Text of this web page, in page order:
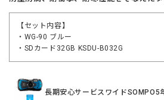
【セット内容】
・WG-90 ブルー
・SDカード32GB KSDU-B032G
長期安心サービスワイドSOMPO5